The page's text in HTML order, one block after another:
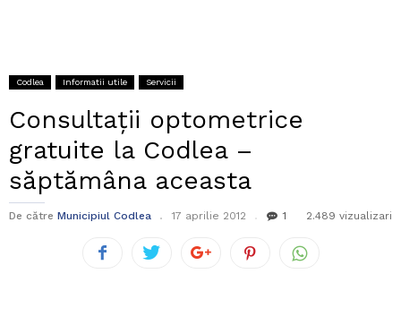
Codlea Informatii utile Servicii
Consultații optometrice
gratuite la Codlea –
săptămâna aceasta
De către Municipiul Codlea 17 aprilie 2012 1 2.489 vizualizari